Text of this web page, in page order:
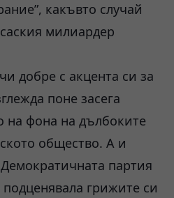
какъвто случай
милиардер
добре с акцента си за
поне засега
на фона на дълбоките
общество. А и
партия
грижите си